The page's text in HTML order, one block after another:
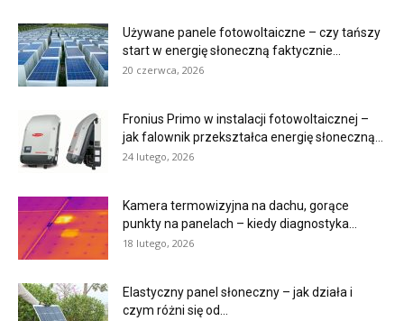
Używane panele fotowoltaiczne – czy tańszy
start w energię słoneczną faktycznie...
20 czerwca, 2026
Fronius Primo w instalacji fotowoltaicznej –
jak falownik przekształca energię słoneczną...
24 lutego, 2026
Kamera termowizyjna na dachu, gorące
punkty na panelach – kiedy diagnostyka...
18 lutego, 2026
Elastyczny panel słoneczny – jak działa i
czym różni się od...